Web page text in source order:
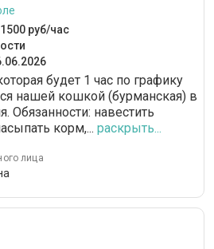
1500 руб/час
будет 1 час по графику
нашей кошкой (бурманская) в
Обязанности: навестить
корм,... раскрыть...
лица